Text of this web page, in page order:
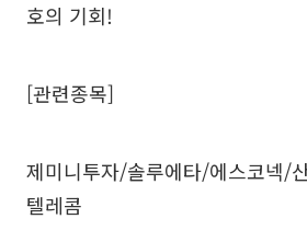
호의 기회!
[관련종목]
제미니투자/솔루에타/에스코넥/
텔레콤